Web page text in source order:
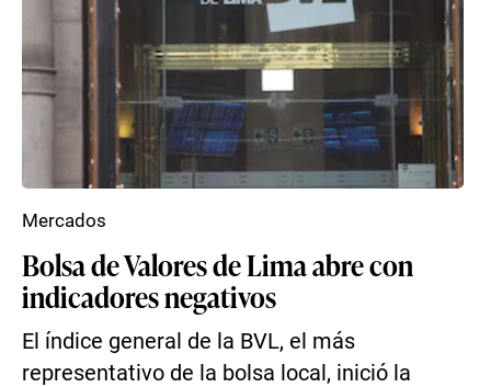
Bolsa de Valores de Lima abre con
indicadores negativos
El índice general de la BVL, el más
representativo de la bolsa local, inició la
Mercados